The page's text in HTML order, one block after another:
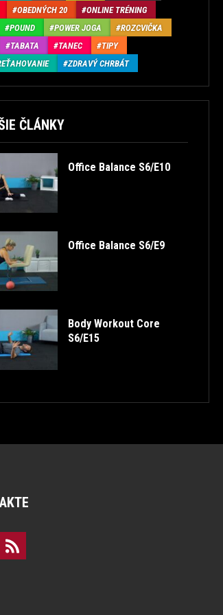
OBEDNÝCH 20
ONLINE TRÉNING
POUND POWER JOGA
ROZCVIČKA
TABATA TANEC
TIPY
ZDRAVÝ CHRBÁT
ČLÁNKY
Office Balance S6/E10
Office Balance S6/E9
Body Workout Core
S6/E15